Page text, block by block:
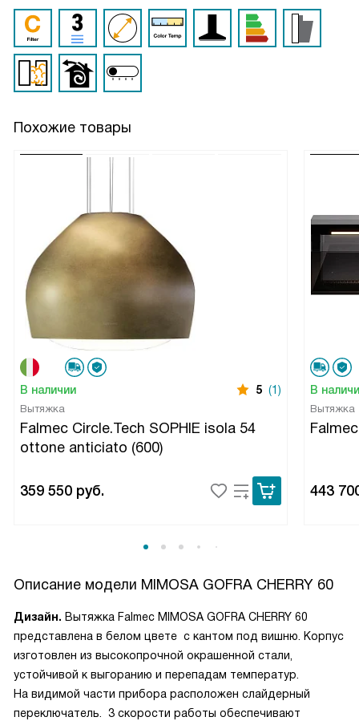
Похожие товары
В наличии 5 (1)
Вытяжка
Falmec Circle.Tech SOPHIE isola 54
ottone anticiato (600)
359 550 руб.
В
Вытяжка
443
Описание модели MIMOSA GOFRA CHERRY 60
Дизайн. Вытяжка Falmec MIMOSA GOFRA CHERRY 60
представлена в белом цвете с кантом под вишню. Корпус
изготовлен из высокопрочной окрашенной стали,
устойчивой к выгоранию и перепадам температур.
На видимой части прибора расположен слайдерный
переключатель. 3 скорости работы обеспечивают